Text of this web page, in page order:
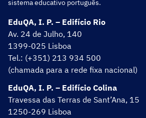
sistema educativo português.
EduQA, I. P. – Edifício Rio
Av. 24 de Julho, 140
1399-025 Lisboa
Tel.: (+351) 213 934 500
(chamada para a rede fixa nacional)
EduQA, I. P. – Edifício Colina
Travessa das Terras de Sant’Ana, 15
1250-269 Lisboa